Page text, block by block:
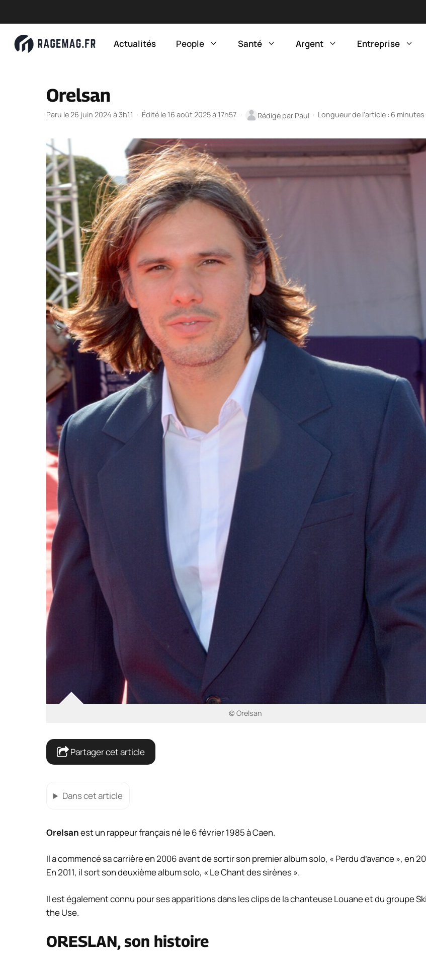
Actualités People Santé Argent Entreprise
Orelsan
Paru le 26 juin 2024 à 3h11 · Édité le 16 août 2025 à 17h57 · Rédigé par Paul · Longueur de l’article : 6 minutes
© Orelsan
Partager cet article
Dans cet article
Orelsanest un rappeur français né le 6 février 1985 à Caen.
Il a commencé sa carrière en 2006 avant de sortir son premier album solo, « Perdu d’avance », en
En 2011, il sort son deuxième album solo, « Le Chant des sirènes ».
Il est également connu pour ses apparitions dans les clips de la chanteuse Louane et du groupe
the Use.
ORESLAN, son histoire